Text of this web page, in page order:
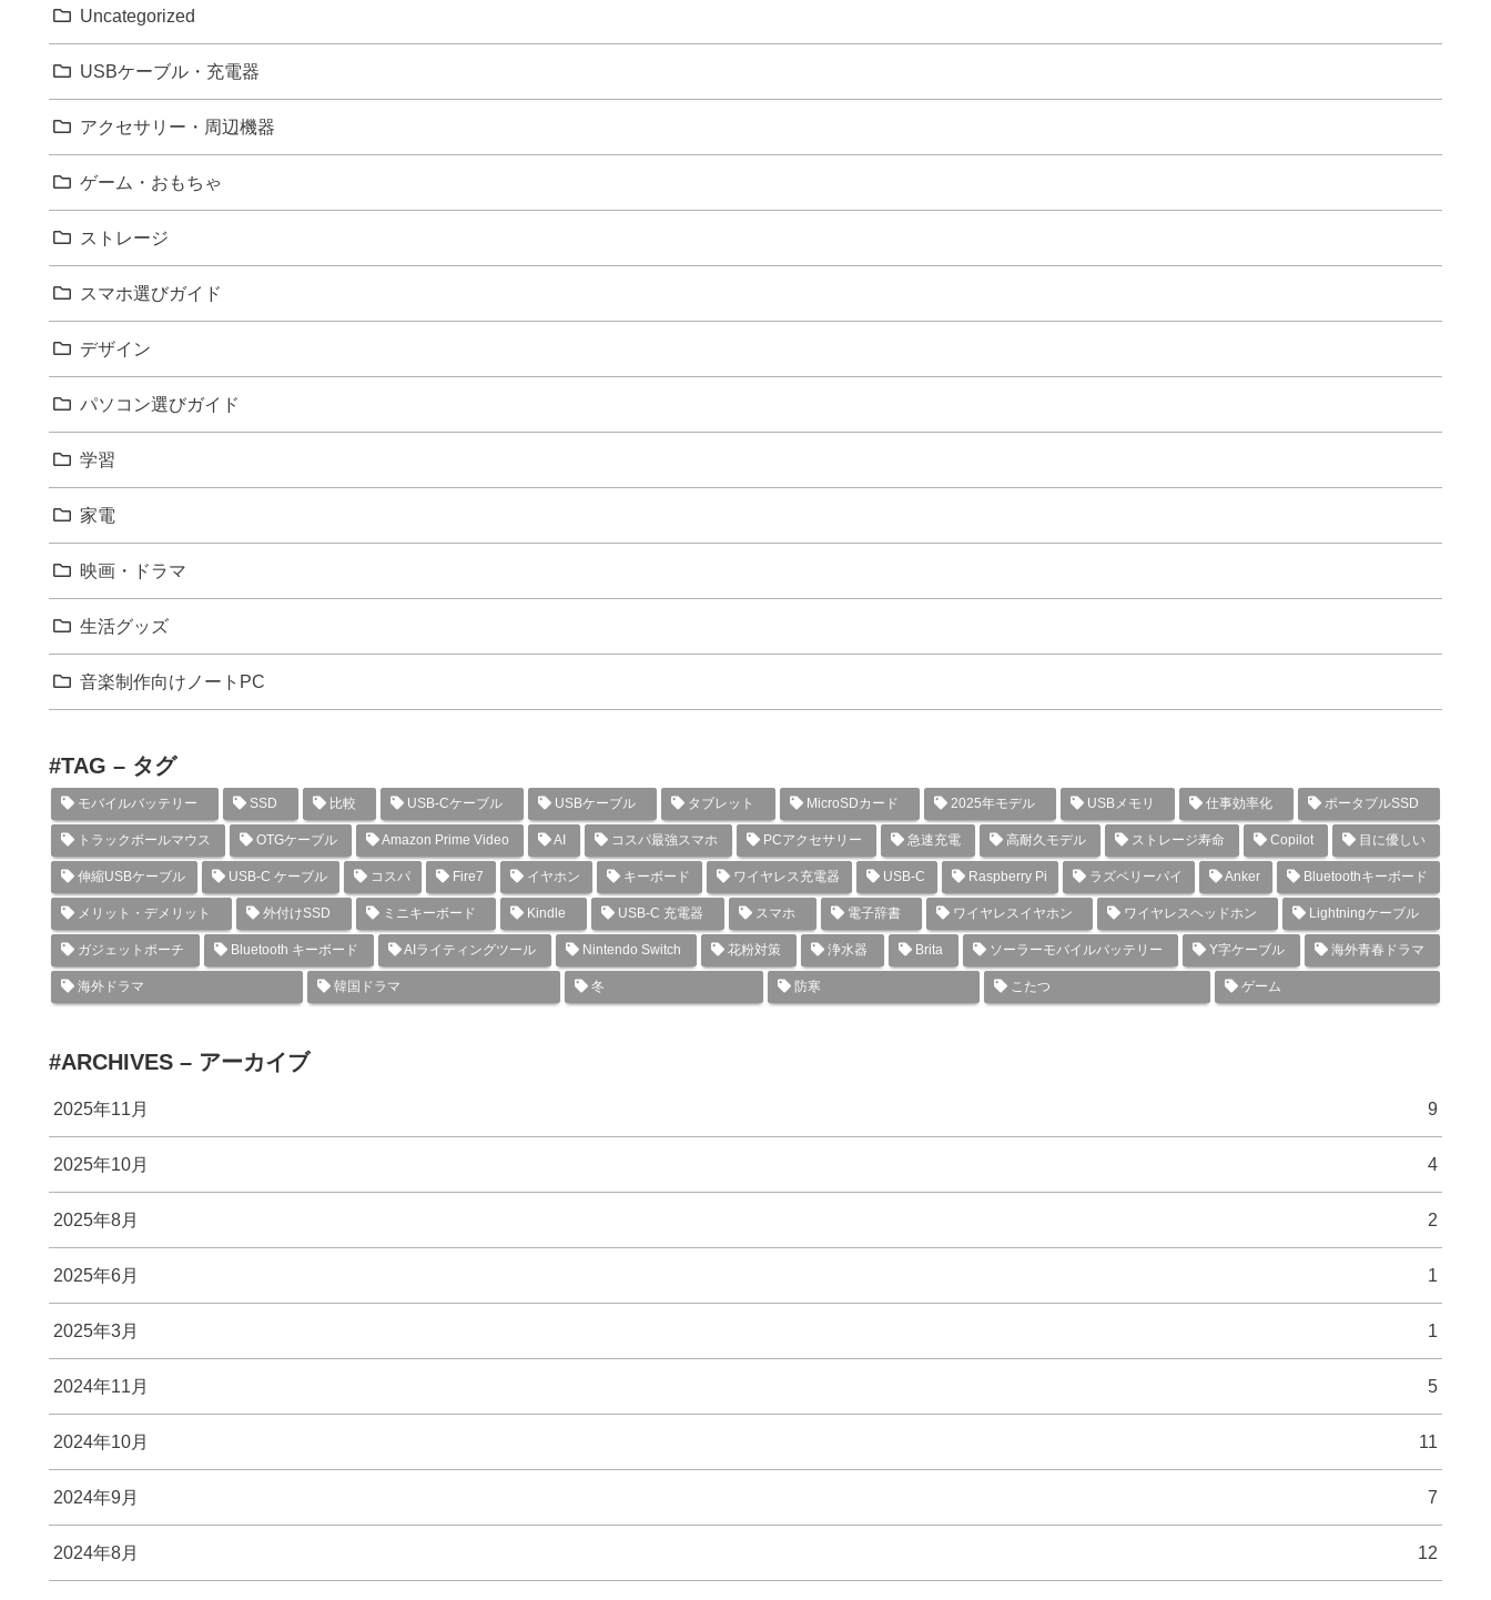
Uncategorized
USBケーブル・充電器
アクセサリー・周辺機器
ゲーム・おもちゃ
ストレージ
スマホ選びガイド
デザイン
パソコン選びガイド
学習
家電
映画・ドラマ
生活グッズ
音楽制作向けノートPC
#TAG – タグ
モバイルバッテリー SSD 比較 USB-Cケーブル USBケーブル タブレット MicroSDカード 2025年モデル USBメモリ 仕事効率化 ポータブルSSD
トラックボールマウス OTGケーブル Amazon Prime Video AI コスパ最強スマホ PCアクセサリー 急速充電 高耐久モデル ストレージ寿命 Copilot 目に優しい
伸縮USBケーブル USB-C ケーブル コスパ Fire7 イヤホン キーボード ワイヤレス充電器 USB-C Raspberry Pi ラズベリーパイ Anker Bluetoothキーボード
メリット・デメリット 外付けSSD ミニキーボード Kindle USB-C 充電器 スマホ 電子辞書 ワイヤレスイヤホン ワイヤレスヘッドホン Lightningケーブル
ガジェットポーチ Bluetooth キーボード AIライティングツール Nintendo Switch 花粉対策 浄水器 Brita ソーラーモバイルバッテリー Y字ケーブル 海外青春ドラマ
海外ドラマ 韓国ドラマ 冬 防寒 こたつ ゲーム
#ARCHIVES – アーカイブ
2025年11月 9
2025年10月 4
2025年8月 2
2025年6月 1
2025年3月 1
2024年11月 5
2024年10月 11
2024年9月 7
2024年8月 12